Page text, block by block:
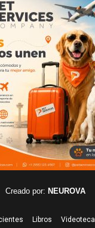
Creado por: NEUROVA
Libros Videoteca